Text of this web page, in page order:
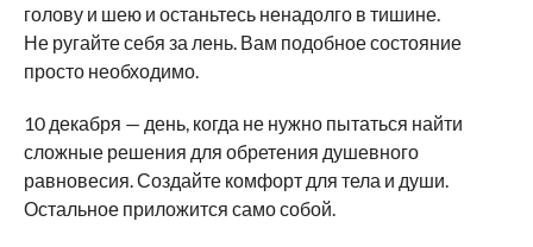
голову и шею и останьтесь ненадолго в тишине.
Не ругайте себя за лень. Вам подобное состояние
просто необходимо.
10 декабря — день, когда не нужно пытаться найти
сложные решения для обретения душевного
равновесия. Создайте комфорт для тела и души.
Остальное приложится само собой.